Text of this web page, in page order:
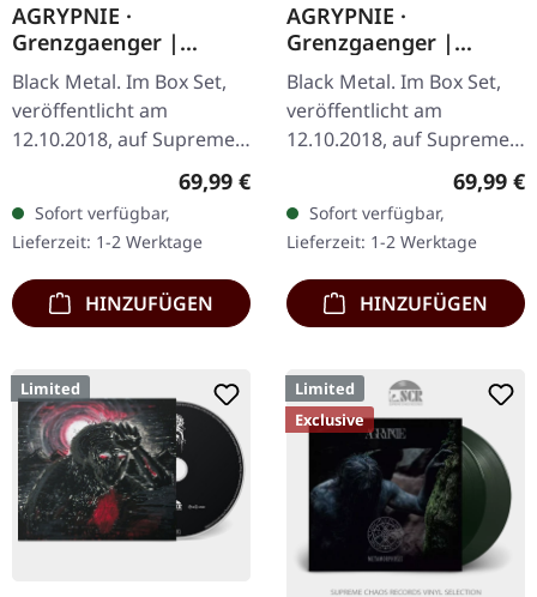
AGRYPNIE ·
Grenzgaenger |
DELUXE BOX
RED/CLEAR 4LP BOX
SET
Black Metal. Im Box Set,
veröffentlicht am
12.10.2018, auf Supreme
Chaos Records. Eine
noble Box, die die beiden
Agrypnie-Alben
"Grenzgænger" und…
Regulärer Preis:
69,99 €
Sofort verfügbar,
Lieferzeit: 1-2 Werktage
HINZUFÜGEN
AGRYPNIE ·
Grenzgaenger |
DELUXE RED/GREY 4LP
BOX SET
Black Metal. Im Box Set,
veröffentlicht am
12.10.2018, auf Supreme
Chaos Records. Eine
noble Box, die die beiden
Agrypnie-Alben
"Grenzgænger" und…
69,99 €
Sofort verfügbar,
Lieferzeit: 1-2 Werktage
HINZUFÜGEN
Limited
Limited
Exclusive